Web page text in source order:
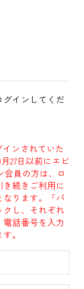
グインしてくだ
インされていた
27日以前にエビ
員の方は、ロ
続きご利用に
なります。「パ
クし、それぞれ
話番号を入力
。